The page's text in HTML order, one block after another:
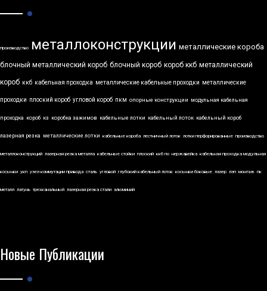
производство металлоконструкции металлические короба
блочный металлический короб блочный короб короб ккб металлический
короб ккб кабельная проходка металлические кабельные проходки металлические
проходки плоский короб угловой короб пкм опорные конструкции модульная кабельная
проходка короб кз коробка зажимов кабельные лотки кабельный лоток кабельный короб
лазерная резка металлические лотки кабельные короба лестничный лоток лотки перфорированные производство
металлоконструкций лазерная резка металла кабельные стойки плоский ккб по нержавейка кабельная проходка модульная
косынки укп узел коммутации привода сталь угловой глубокий кабельный лоток косынки боковые лазер лэп монтаж пк
металл латунь трехканальный лазерная резка стали алюминий
Новые Публикации